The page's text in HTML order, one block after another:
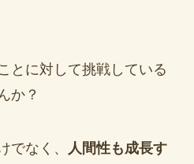
とに対して挑戦している
か？
でなく、
人間性も成長す